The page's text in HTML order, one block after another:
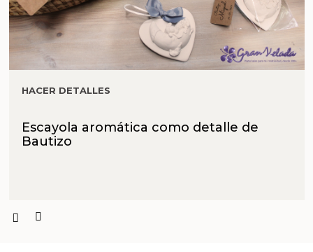
HACER DETALLES
Escayola aromática como detalle de
Bautizo